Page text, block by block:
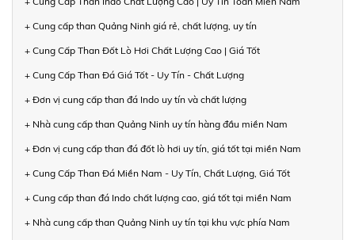
+ Cung cấp than Quảng Ninh giá rẻ, chất lượng, uy tín
+ Cung Cấp Than Đốt Lò Hơi Chất Lượng Cao | Giá Tốt
+ Cung Cấp Than Đá Giá Tốt - Uy Tín - Chất Lượng
+ Đơn vị cung cấp than đá Indo uy tín và chất lượng
+ Nhà cung cấp than Quảng Ninh uy tín hàng đầu miền Nam
+ Đơn vị cung cấp than đá đốt lò hơi uy tín, giá tốt tại miền Nam
+ Cung Cấp Than Đá Miền Nam - Uy Tín, Chất Lượng, Giá Tốt
+ Cung cấp than đá Indo chất lượng cao, giá tốt tại miền Nam
+ Nhà cung cấp than Quảng Ninh uy tín tại khu vực phía Nam